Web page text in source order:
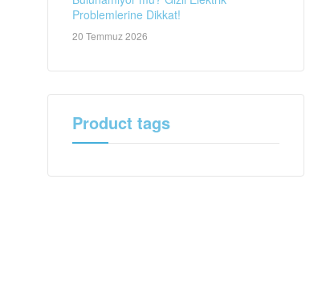
Problemlerine Dikkat!
20 Temmuz 2026
Product tags